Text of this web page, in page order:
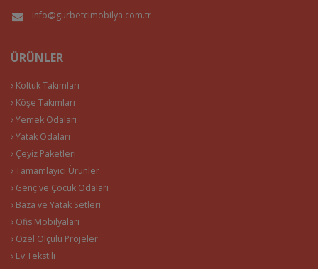
info@gurbetcimobilya.com.tr
ÜRÜNLER
Koltuk Takımları
Köşe Takımları
Yemek Odaları
Yatak Odaları
Çeyiz Paketleri
Tamamlayıcı Ürünler
Genç ve Çocuk Odaları
Baza ve Yatak Setleri
Ofis Mobilyaları
Özel Ölçülü Projeler
Ev Tekstili